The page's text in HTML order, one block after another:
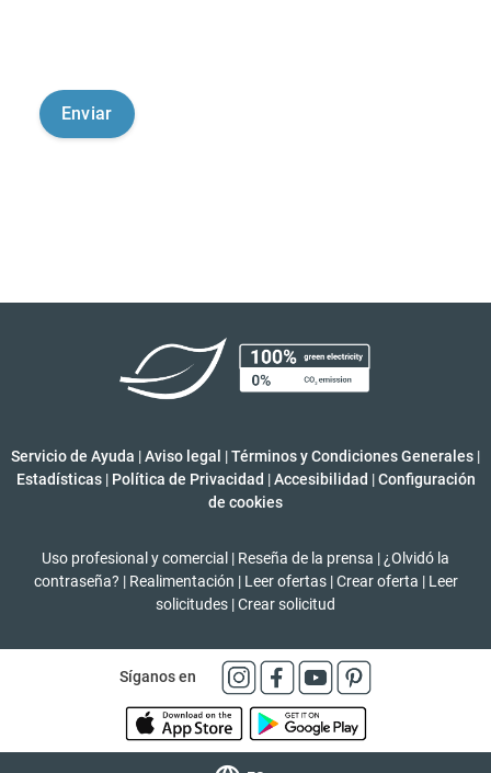
Servicio de Ayuda |Aviso legal |Términos y Condiciones Generales |
Estadísticas | Política de Privacidad | Accesibilidad | Configuración
de cookies
Uso profesional y comercial | Reseña de la prensa | ¿Olvidó la
contraseña? | Realimentación | Leer ofertas | Crear oferta | Leer
solicitudes |Crear solicitud
Síganos en